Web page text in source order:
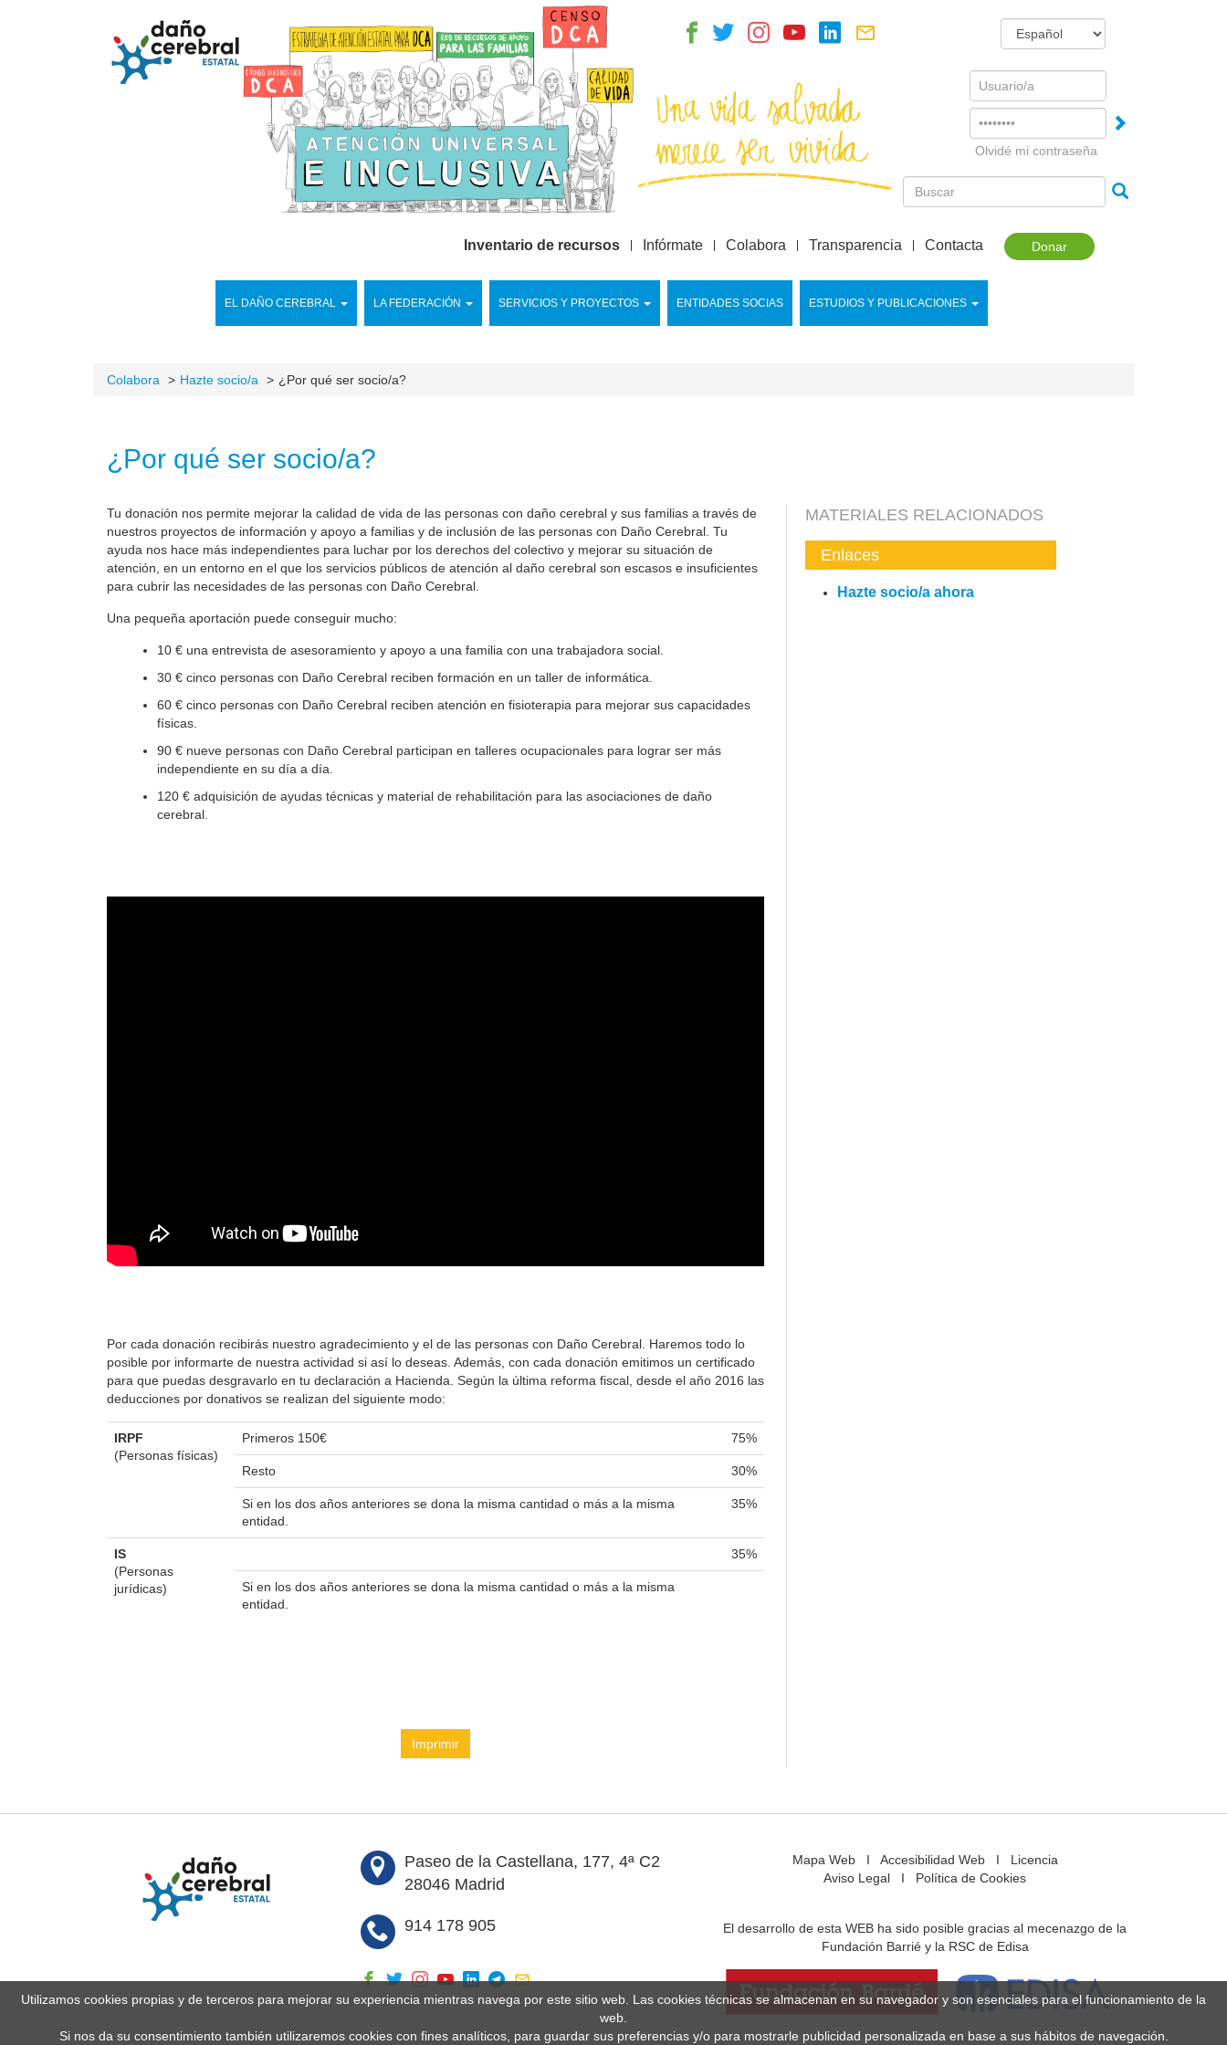
Username
Olvidé mi contraseña
Donar
EL DAÑO CEREBRAL LA FEDERACIÓN SERVICIOS Y PROYECTOS ENTIDADES SOCIAS ESTUDIOS Y PUBLICACIONES
Inventario de recursos Infórmate Colabora Transparencia Contacta
Colabora Hazte socio/a ¿Por qué ser socio/a?
¿Por qué ser socio/a?
Tu donación nos permite mejorar la calidad de vida de las personas con daño cerebral y sus familias a través de
nuestros proyectos de información y apoyo a familias y de inclusión de las personas con Daño Cerebral. Tu
ayuda nos hace más independientes para luchar por los derechos del colectivo y mejorar su situación de
atención, en un entorno en el que los servicios públicos de atención al daño cerebral son escasos e insuficientes
para cubrir las necesidades de las personas con Daño Cerebral.
Una pequeña aportación puede conseguir mucho:
10 € una entrevista de asesoramiento y apoyo a una familia con una trabajadora social.
30 € cinco personas con Daño Cerebral reciben formación en un taller de informática.
60 € cinco personas con Daño Cerebral reciben atención en fisioterapia para mejorar sus capacidades
físicas.
90 € nueve personas con Daño Cerebral participan en talleres ocupacionales para lograr ser más
independiente en su día a día.
120 € adquisición de ayudas técnicas y material de rehabilitación para las asociaciones de daño
cerebral.
Por cada donación recibirás nuestro agradecimiento y el de las personas con Daño Cerebral. Haremos todo lo
posible por informarte de nuestra actividad si así lo deseas. Además, con cada donación emitimos un certificado
para que puedas desgravarlo en tu declaración a Hacienda. Según la última reforma fiscal, desde el año 2016 las
deducciones por donativos se realizan del siguiente modo:
IRPF
(Personas físicas)
Primeros 150€ 75%
Resto 30%
Si en los dos años anteriores se dona la misma cantidad o más a la misma
entidad.
35%
IS
(Personas
jurídicas)
35%
Si en los dos años anteriores se dona la misma cantidad o más a la misma
entidad.
Imprimir
MATERIALES RELACIONADOS
Enlaces
Hazte socio/a ahora
Paseo de la Castellana, 177, 4ª C2
28046 Madrid
914 178 905
Mapa WebI Accesibilidad WebI Licencia
Aviso Legal I Política de Cookies
El desarrollo de esta WEB ha sido posible gracias al mecenazgo de la
Fundación Barrié y la RSC de Edisa
Utilizamos cookies propias y de terceros para mejorar su experiencia mientras navega por este sitio web. Las cookies técnicas se almacenan en su navegador y son esenciales para el funcionamiento de la
web.
Si nos da su consentimiento también utilizaremos cookies con fines analíticos, para guardar sus preferencias y/o para mostrarle publicidad personalizada en base a sus hábitos de navegación.